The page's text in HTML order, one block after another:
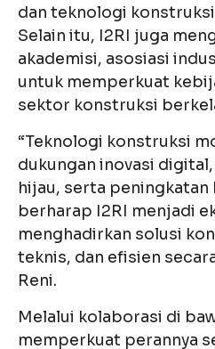
dan teknologi
Selain itu, I2RI juga
akademisi, asosiasi
untuk memperkuat
sektor konstruksi
“Teknologi konstruksi
dukungan inovasi
hijau, serta peningkatan
berharap I2RI menjadi
menghadirkan solusi
teknis, dan efisien
Reni.
Melalui kolaborasi di
memperkuat perannya